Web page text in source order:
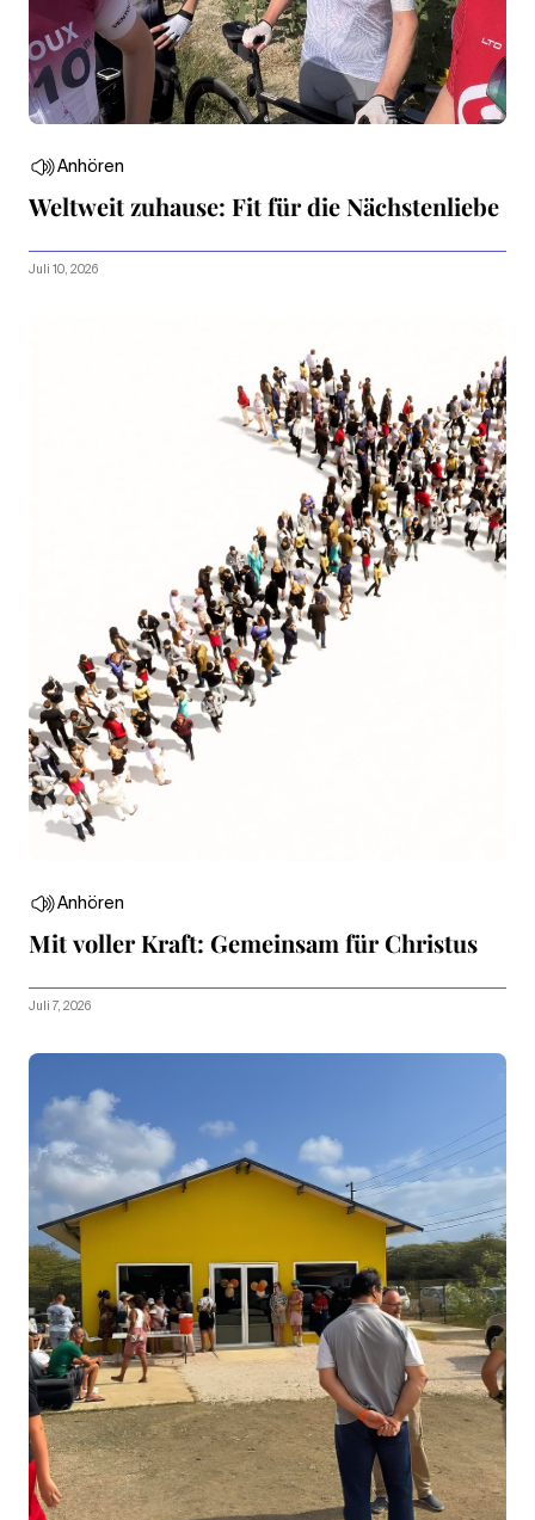
Anhören
Weltweit zuhause: Fit für die Nächstenliebe
Juli 10, 2026
Anhören
Mit voller Kraft: Gemeinsam für Christus
Juli 7, 2026